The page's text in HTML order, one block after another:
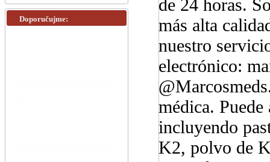
de 24 horas.
más alta
nuestro
electrónico:
médica.
incluyendo
K2, polvo de
Doporučujme: